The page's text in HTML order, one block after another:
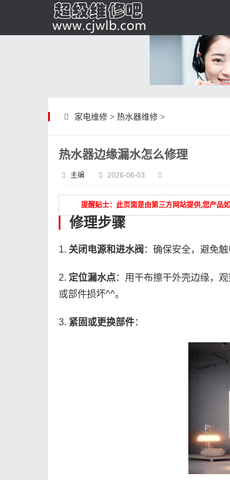
家电维修> 热水器维修>
热水器边缘漏水怎么修理
主编 2026-06-03
提醒贴士：此页面是由第三方网站提供,您产品
修理步骤
1. 关闭电源和进水阀 ：确保安全，避免
2. 定位漏水点：用干布擦干外壳边缘，
或部件损坏^^。
3. 紧固或更换部件：